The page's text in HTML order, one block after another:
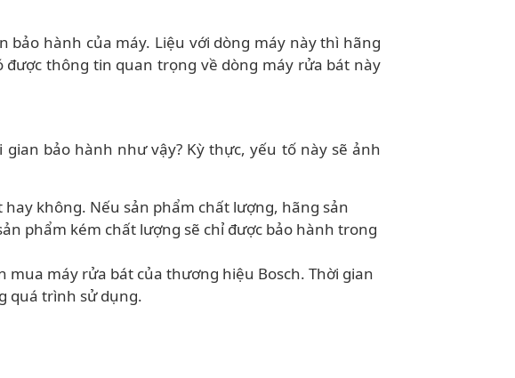
hành của máy. Liệu với dòng máy này thì hãng
được thông tin quan trọng về dòng máy rửa bát này
bảo hành như vậy? Kỳ thực, yếu tố này sẽ ảnh
không. Nếu sản phẩm chất lượng, hãng sản
phẩm kém chất lượng sẽ chỉ được bảo hành trong
máy rửa bát của thương hiệu Bosch. Thời gian
quá trình sử dụng.